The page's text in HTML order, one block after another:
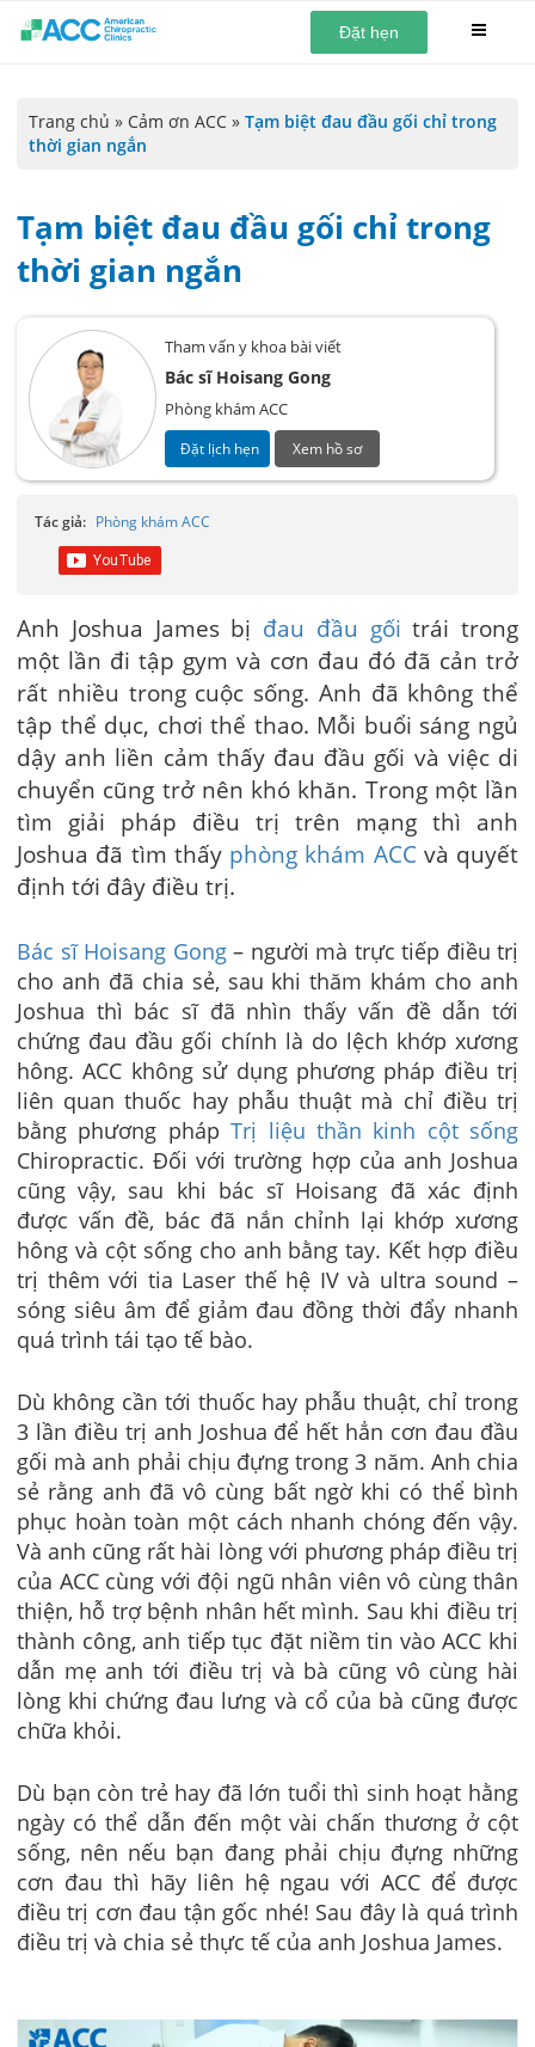
Đặt hẹn
Trang chủ » Cảm ơn ACC » Tạm biệt đau đầu gối chỉ trong
thời gian ngắn
Tạm biệt đau đầu gối chỉ trong
thời gian ngắn
Tham vấn y khoa bài viết
Bác sĩ Hoisang Gong
Phòng khám ACC
Đặt lịch hẹn Xem hồ sơ
Tác giả: Phòng khám ACC
Anh Joshua James bị đau đầu gối trái trong
một lần đi tập gym và cơn đau đó đã cản trở
rất nhiều trong cuộc sống. Anh đã không thể
tập thể dục, chơi thể thao. Mỗi buổi sáng ngủ
dậy anh liền cảm thấy đau đầu gối và việc di
chuyển cũng trở nên khó khăn. Trong một lần
tìm giải pháp điều trị trên mạng thì anh
Joshua đã tìm thấy phòng khám ACC và quyết
định tới đây điều trị.
Bác sĩ Hoisang Gong– người mà trực tiếp điều trị
cho anh đã chia sẻ, sau khi thăm khám cho anh
Joshua thì bác sĩ đã nhìn thấy vấn đề dẫn tới
chứng đau đầu gối chính là do lệch khớp xương
hông. ACC không sử dụng phương pháp điều trị
liên quan thuốc hay phẫu thuật mà chỉ điều trị
bằng phương phápTrị liệu thần kinh cột sống
Chiropractic. Đối với trường hợp của anh Joshua
cũng vậy, sau khi bác sĩ Hoisang đã xác định
được vấn đề, bác đã nắn chỉnh lại khớp xương
hông và cột sống cho anh bằng tay. Kết hợp điều
trị thêm với tia Laser thế hệ IV và ultra sound –
sóng siêu âm để giảm đau đồng thời đẩy nhanh
quá trình tái tạo tế bào.
Dù không cần tới thuốc hay phẫu thuật, chỉ trong
3 lần điều trị anh Joshua để hết hẳn cơn đau đầu
gối mà anh phải chịu đựng trong 3 năm. Anh chia
sẻ rằng anh đã vô cùng bất ngờ khi có thể bình
phục hoàn toàn một cách nhanh chóng đến vậy.
Và anh cũng rất hài lòng với phương pháp điều trị
của ACC cùng với đội ngũ nhân viên vô cùng thân
thiện, hỗ trợ bệnh nhân hết mình. Sau khi điều trị
thành công, anh tiếp tục đặt niềm tin vào ACC khi
dẫn mẹ anh tới điều trị và bà cũng vô cùng hài
lòng khi chứng đau lưng và cổ của bà cũng được
chữa khỏi.
Dù bạn còn trẻ hay đã lớn tuổi thì sinh hoạt hằng
ngày có thể dẫn đến một vài chấn thương ở cột
sống, nên nếu bạn đang phải chịu đựng những
cơn đau thì hãy liên hệ ngau với ACC để được
điều trị cơn đau tận gốc nhé! Sau đây là quá trình
điều trị và chia sẻ thực tế của anh Joshua James.